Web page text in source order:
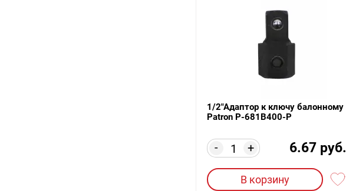
1/2"Адаптор к ключу балонному
Patron P-681B400-P
+
- 6.67 руб.
В корзину